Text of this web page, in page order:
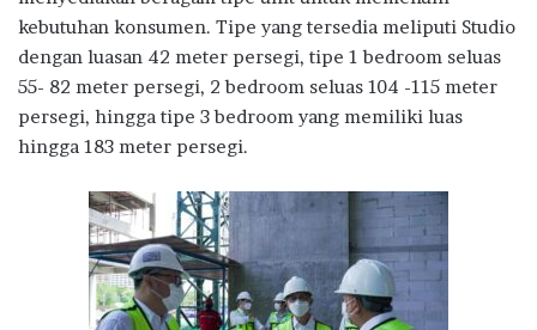
kebutuhan konsumen. Tipe yang tersedia meliputi Studio
dengan luasan 42 meter persegi, tipe 1 bedroom seluas
55- 82 meter persegi, 2 bedroom seluas 104 -115 meter
persegi, hingga tipe 3 bedroom yang memiliki luas
hingga 183 meter persegi.